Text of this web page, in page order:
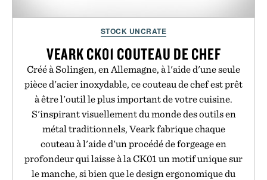
STOCK UNCRATE
VEARK CK01 COUTEAU DE CHEF
Créé à Solingen, en Allemagne, à l'aide d'une seule
pièce d'acier inoxydable, ce couteau de chef est prêt
à être l'outil le plus important de votre cuisine.
S'inspirant visuellement du monde des outils en
métal traditionnels, Veark fabrique chaque
couteau à l'aide d'un procédé de forgeage en
profondeur qui laisse à la CK01 un motif unique sur
le manche, si bien que le design ergonomique du